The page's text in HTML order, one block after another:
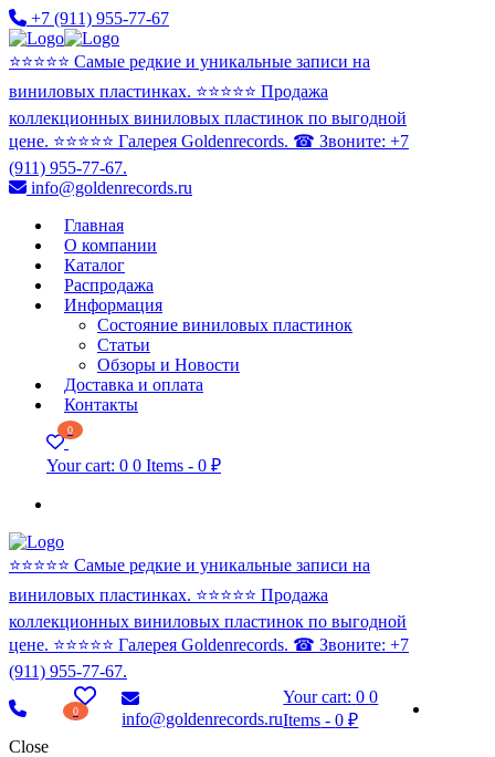
+7 (911) 955-77-67
⭐️⭐️⭐️⭐️⭐️ Самые редкие и уникальные записи на
виниловых пластинках. ⭐️⭐️⭐️⭐️⭐️ Продажа
коллекционных виниловых пластинок по выгодной
цене. ⭐️⭐️⭐️⭐️⭐️ Галерея Goldenrecords. ☎ Звоните: +7
(911) 955-77-67.
info@goldenrecords.ru
Главная
О компании
Каталог
Распродажа
Информация
Состояние виниловых пластинок
Статьи
Обзоры и Новости
Доставка и оплата
Контакты
0
Your cart: 0 0 Items - 0 ₽
⭐️⭐️⭐️⭐️⭐️ Самые редкие и уникальные записи на
виниловых пластинках. ⭐️⭐️⭐️⭐️⭐️ Продажа
коллекционных виниловых пластинок по выгодной
цене. ⭐️⭐️⭐️⭐️⭐️ Галерея Goldenrecords. ☎ Звоните: +7
(911) 955-77-67.
0 info@goldenrecords.ru
Your cart: 00
Items -0 ₽
Close